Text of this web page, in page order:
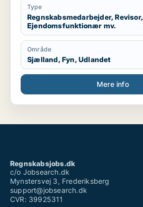
Type
Regnskabsmedarbejder, Revisor,
Ejendomsfunktionær mv.
Område
Sjælland, Fyn, Udlandet
Mere info
Regnskabsjobs.dk
c/o Jobsearch.dk
Mynstersvej 3, Frederiksberg
support@jobsearch.dk
CVR: 39925311